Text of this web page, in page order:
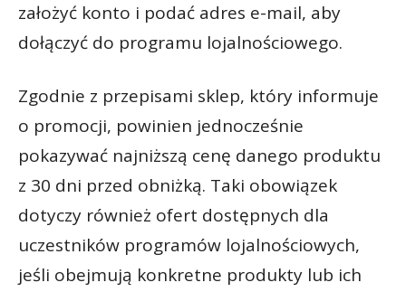
założyć konto i podać adres e-mail, aby
dołączyć do programu lojalnościowego.
Zgodnie z przepisami sklep, który informuje
o promocji, powinien jednocześnie
pokazywać najniższą cenę danego produktu
z 30 dni przed obniżką. Taki obowiązek
dotyczy również ofert dostępnych dla
uczestników programów lojalnościowych,
jeśli obejmują konkretne produkty lub ich